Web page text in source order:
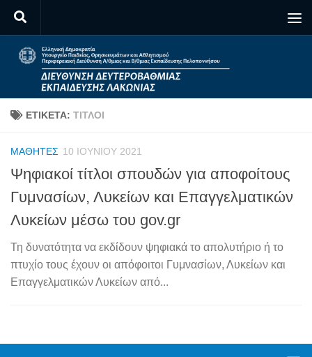
Skip to content
ΕΤΙΚΈΤΑ: ΤΊΤΛΟΙ
ΜΑΘΗΤΈΣ 10 ΙΟΥΝΊΟΥ 2021
Ψηφιακοί τίτλοι σπουδών για αποφοίτους
Γυμνασίων, Λυκείων και Επαγγελματικών
Λυκείων μέσω του gov.gr
Τη δυνατότητα να εκδίδουν ψηφιακά το απολυτήριο ή το
πτυχίο τους έχουν οι απόφοιτοι Γυμνασίων, Λυκείων και
Επαγγελματικών Λυκείων από...